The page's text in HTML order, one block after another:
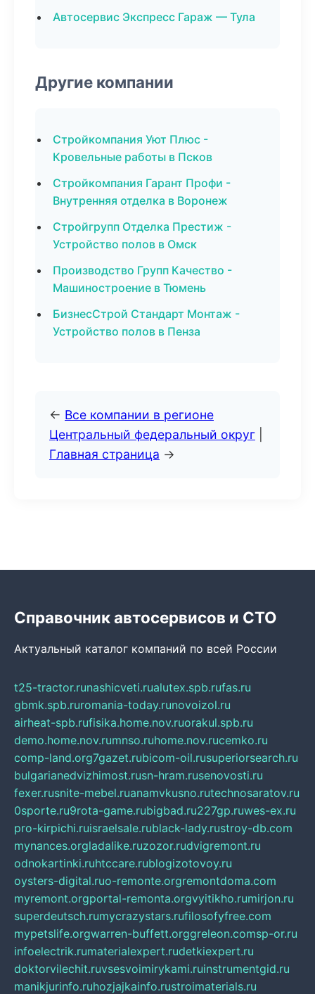
Автосервис Экспресс Гараж — Тула
Другие компании
Стройкомпания Уют Плюс -
Кровельные работы в Псков
Стройкомпания Гарант Профи -
Внутренняя отделка в Воронеж
Стройгрупп Отделка Престиж -
Устройство полов в Омск
Производство Групп Качество -
Машиностроение в Тюмень
БизнесСтрой Стандарт Монтаж -
Устройство полов в Пенза
← Все компании в регионе
Центральный федеральный округ
Главная страница →
Справочник автосервисов и СТО
Актуальный каталог компаний по всей России
t25-tractor.runashicveti.rualutex.spb.rufas.ru
gbmk.spb.ruromania-today.runovoizol.ru
airheat-spb.rufisika.home.nov.ruorakul.spb.ru
demo.home.nov.rumnso.ruhome.nov.rucemko.ru
comp-land.org7gazet.rubicom-oil.rusuperiorsearch.ru
bulgarianedvizhimost.rusn-hram.rusenovosti.ru
fexer.rusnite-mebel.ruanamvkusno.rutechnosaratov.ru
0sporte.ru9rota-game.rubigbad.ru227gp.ruwes-ex.ru
pro-kirpichi.ruisraelsale.rublack-lady.rustroy-db.com
mynances.orgladalike.ruzozor.rudvigremont.ru
odnokartinki.ruhtccare.rublogizotovoy.ru
oysters-digital.ruo-remonte.orgremontdoma.com
myremont.orgportal-remonta.orgvyitikho.rumirjon.ru
superdeutsch.rumycrazystars.rufilosofyfree.com
mypetslife.orgwarren-buffett.orggreleon.comsp-or.ru
infoelectrik.rumaterialexpert.rudetkiexpert.ru
doktorvilechit.ruvsesvoimirykami.ruinstrumentgid.ru
manikjurinfo.ruhozjajkainfo.rustroimaterials.ru